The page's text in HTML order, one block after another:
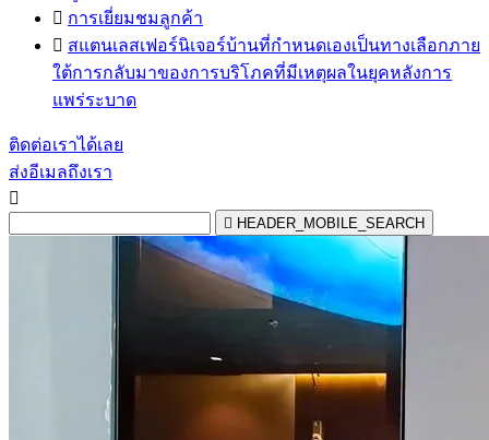
 การเยี่ยมชมลูกค้า
 สแตนเลสเฟอร์นิเจอร์บ้านที่กำหนดเองเป็นทางเลือกภาย
ใต้การกลับมาของการบริโภคที่มีเหตุผลในยุคหลังการ
แพร่ระบาด
ติดต่อเราได้เลย
ส่งอีเมลถึงเรา

 HEADER_MOBILE_SEARCH